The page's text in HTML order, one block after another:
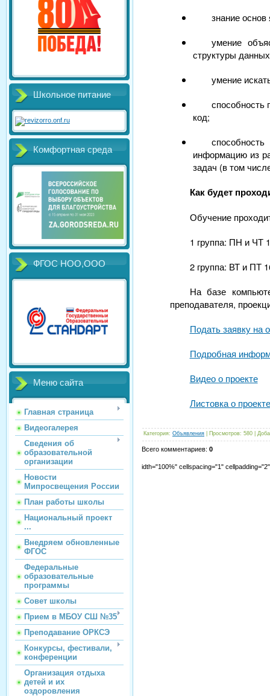
Школьное питание
Комфортная среда
ФГОС НОО,ООО
Меню сайта
Главная страница
Видеогалерея
Сведения об
образовательной
организации
Новости
Мипросвещения России
План работы школы
Национальный проект
...
Внедряем обновленные
ФГОС
Федеральные
образовательные
программы
Совет школы
Прием в МБОУ СШ №35
Преподавание ОРКСЭ
Конкурсы, фестивали,
конференции
Организация отдыха
детей и их
оздоровления
знание
умение
структуры
умение
способность
код;
информацию из
задач (в том
Как будет
Обучение
1 группа: ПН и ЧТ
2 группа: ВТ и ПТ
На базе
преподавателя,
Подать заявку на
Подробная
Видео о проекте
Листовка о проекте
Категория: Объявления Просмотров: 580
Всего комментариев: 0
idth="100%" cellspacing="1"